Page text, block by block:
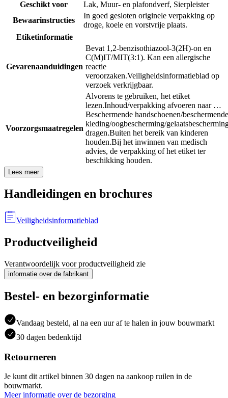
Geschikt voor Lak, Muur- en plafondverf, Sierpleister
Bewaarinstructies
In goed gesloten originele verpakking op
droge, koele en vorstvrije plaats.
Etiketinformatie
Gevarenaanduidingen
Bevat 1,2-benzisothiazool-3(2H)-on en
C(M)IT/MIT(3:1). Kan een allergische
reactie
veroorzaken.Veiligheidsinformatieblad op
verzoek verkrijgbaar.
Voorzorgsmaatregelen
Alvorens te gebruiken, het etiket
lezen.Inhoud/verpakking afvoeren naar …
Beschermende handschoenen/beschermende
kleding/oogbescherming/
dragen.Buiten het bereik van kinderen
houden.Bij het inwinnen van medisch
advies, de verpakking of het etiket ter
beschikking houden.
Lees meer
Handleidingen en brochures
Veiligheidsinformatieblad
Productveiligheid
Verantwoordelijk voor productveiligheid zie
informatie over de fabrikant
Bestel- en bezorginformatie
Vandaag besteld, al na een uur af te halen in jouw bouwmarkt
30 dagen bedenktijd
Retourneren
Je kunt dit artikel binnen 30 dagen na aankoop ruilen in de
bouwmarkt.
Meer informatie over de bezorging